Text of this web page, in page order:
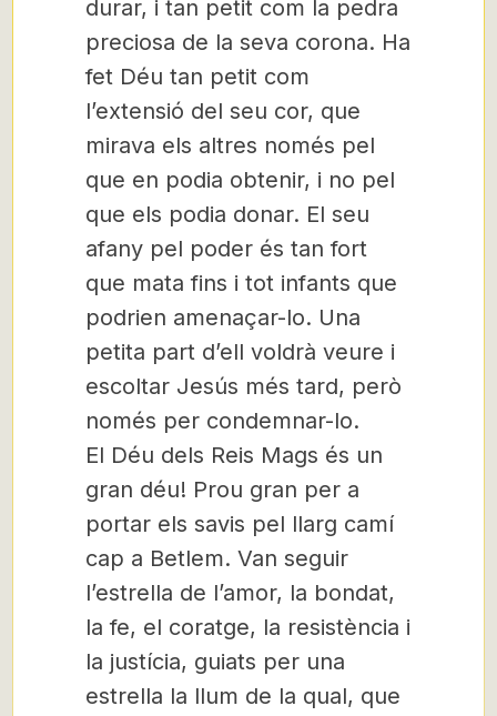
durar, i tan petit com la pedra
preciosa de la seva corona. Ha
fet Déu tan petit com
l’extensió del seu cor, que
mirava els altres només pel
que en podia obtenir, i no pel
que els podia donar. El seu
afany pel poder és tan fort
que mata fins i tot infants que
podrien amenaçar-lo. Una
petita part d’ell voldrà veure i
escoltar Jesús més tard, però
només per condemnar-lo.
El Déu dels Reis Mags és un
gran déu! Prou gran per a
portar els savis pel llarg camí
cap a Betlem. Van seguir
l’estrella de l’amor, la bondat,
la fe, el coratge, la resistència i
la justícia, guiats per una
estrella la llum de la qual, que